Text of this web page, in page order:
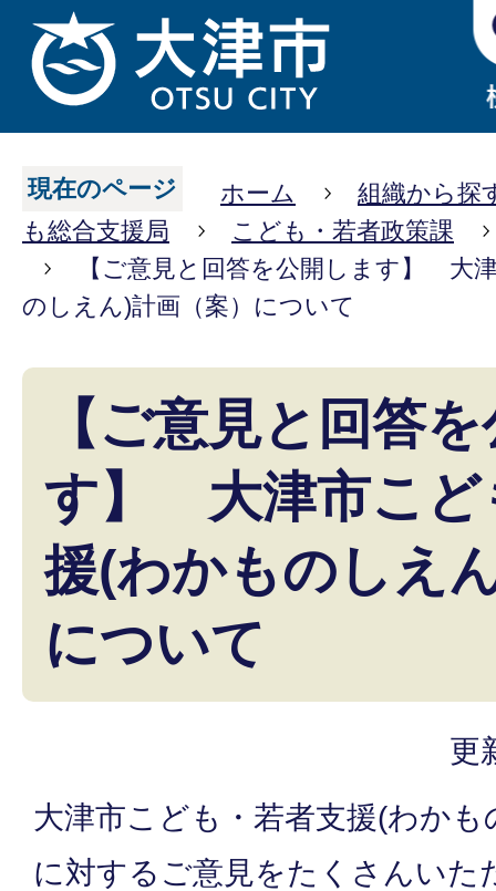
現在のページ ホーム
組織から探
も総合支援局
こども・若者政策課
【ご意見と回答を公開します】 大
のしえん)計画（案）について
【ご意見と回答
す】 大津市こど
援(わかものしえ
について
更
大津市こども・若者支援(わか
に対するご意見をたくさんいた